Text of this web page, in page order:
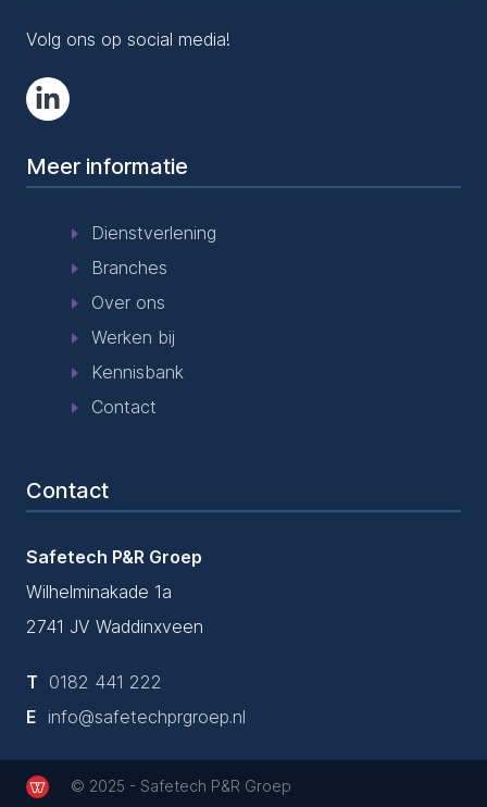
Volg ons op social media!
Meer informatie
Dienstverlening
Branches
Over ons
Werken bij
Kennisbank
Contact
Contact
Safetech P&R Groep
Wilhelminakade 1a
2741 JV Waddinxveen
T 0182 441 222
E info@safetechprgroep.nl
© 2025 - Safetech P&R Groep